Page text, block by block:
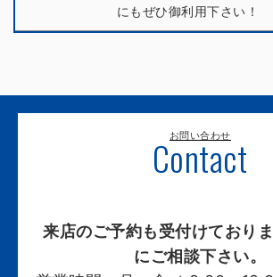
にもぜひ御利用下さい！
お問い合わせ
Contact
来店のご予約も受付けており
にご相談下さい。